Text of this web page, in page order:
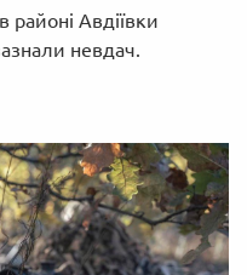
районі Авдіївки
невдач.